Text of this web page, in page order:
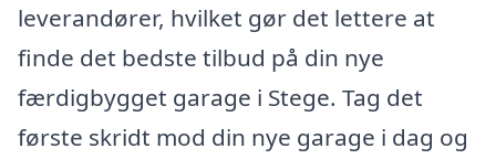
leverandører, hvilket gør det lettere at
finde det bedste tilbud på din nye
færdigbygget garage i Stege. Tag det
første skridt mod din nye garage i dag og